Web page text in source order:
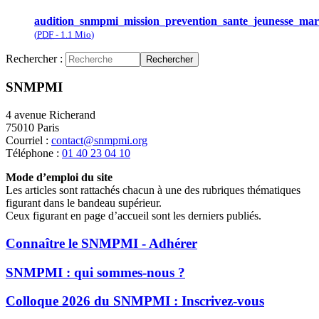
(PDF - 1.1 Mio)
Rechercher : Rechercher
SNMPMI
4 avenue Richerand
75010 Paris
Courriel : contact@snmpmi.org
Téléphone : 01 40 23 04 10
Mode d’emploi du site
Les articles sont rattachés chacun à une des rubriques thématiques
figurant dans le bandeau supérieur.
Ceux figurant en page d’accueil sont les derniers publiés.
Connaître le SNMPMI - Adhérer
SNMPMI : qui sommes-nous ?
Colloque 2026 du SNMPMI : Inscrivez-vous